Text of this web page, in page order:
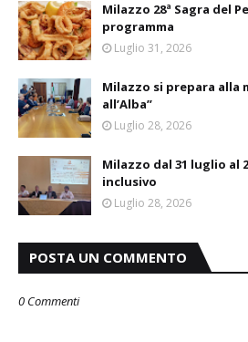
Milazzo 28ª Sagra del
programma
Luglio 31, 2026
Milazzo si prepara alla
all’Alba”
Luglio 28, 2026
Milazzo dal 31 luglio
inclusivo
Luglio 28, 2026
POSTA UN COMMENTO
0 Commenti